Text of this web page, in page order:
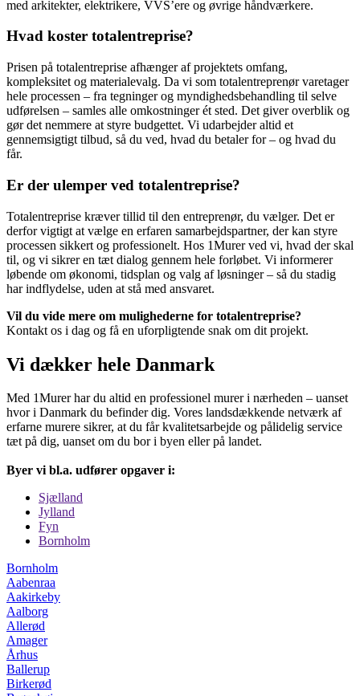
med arkitekter, elektrikere, VVS’ere og øvrige håndværkere.
Hvad koster totalentreprise?
Prisen på totalentreprise afhænger af projektets omfang,
kompleksitet og materialevalg. Da vi som totalentreprenør varetager
hele processen – fra tegninger og myndighedsbehandling til selve
udførelsen – samles alle omkostninger ét sted. Det giver overblik og
gør det nemmere at styre budgettet. Vi udarbejder altid et
gennemsigtigt tilbud, så du ved, hvad du betaler for – og hvad du
får.
Er der ulemper ved totalentreprise?
Totalentreprise kræver tillid til den entreprenør, du vælger. Det er
derfor vigtigt at vælge en erfaren samarbejdspartner, der kan styre
processen sikkert og professionelt. Hos 1Murer ved vi, hvad der skal
til, og vi sikrer en tæt dialog gennem hele forløbet. Vi informerer
løbende om økonomi, tidsplan og valg af løsninger – så du stadig
har indflydelse, uden at stå med ansvaret.
Vil du vide mere om mulighederne for totalentreprise?
Kontakt os i dag og få en uforpligtende snak om dit projekt.
Vi dækker hele Danmark
Med 1Murer har du altid en professionel murer i nærheden – uanset
hvor i Danmark du befinder dig. Vores landsdækkende netværk af
erfarne murere sikrer, at du får kvalitetsarbejde og pålidelig service
tæt på dig, uanset om du bor i byen eller på landet.
Byer vi bl.a. udfører opgaver i:
Sjælland
Jylland
Fyn
Bornholm
Bornholm
Aabenraa
Aakirkeby
Aalborg
Allerød
Amager
Århus
Ballerup
Birkerød